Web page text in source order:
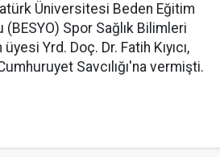
Üniversitesi Beden Eğitim
Spor Sağlık Bilimleri
Yrd. Doç. Dr. Fatih Kıyıcı,
Savcılığı'na vermişti.